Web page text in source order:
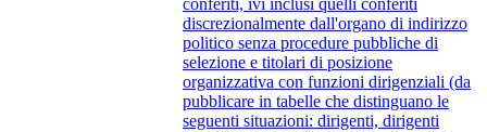
conferiti, ivi inclusi quelli conferiti
discrezionalmente dall'organo di indirizzo
politico senza procedure pubbliche di
selezione e titolari di posizione
organizzativa con funzioni dirigenziali (da
pubblicare in tabelle che distinguano le
seguenti situazioni: dirigenti, dirigenti